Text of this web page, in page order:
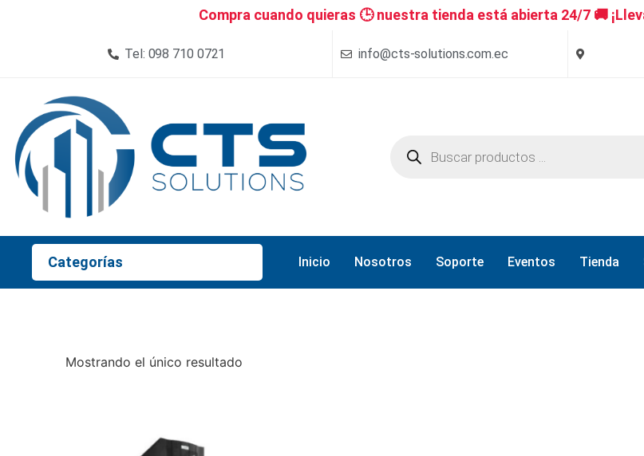
Compra cuando quieras 🕒 nuestra tienda está abierta 24/7 🚚
Tel: 098 710 0721 info@cts-solutions.com.ec
Categorías Inicio Nosotros Soporte Eventos Tienda
Mostrando el único resultado